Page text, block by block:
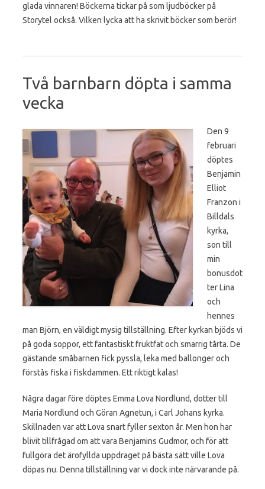
glada vinnaren! Böckerna tickar på som ljudböcker på
Storytel också. Vilken lycka att ha skrivit böcker som berör!
Två barnbarn döpta i samma
vecka
Den 9
februari
döptes
Benjamin
Elliot
Franzon i
Billdals
kyrka,
son till
min
bonusdot
ter Lina
och
hennes
man Björn, en väldigt mysig tillställning. Efter kyrkan bjöds vi
på goda soppor, ett fantastiskt fruktfat och smarrig tårta. De
gästande småbarnen fick pyssla, leka med ballonger och
förstås fiska i fiskdammen. Ett riktigt kalas!
Några dagar före döptes Emma Lova Nordlund, dotter till
Maria Nordlund och Göran Agnetun, i Carl Johans kyrka.
Skillnaden var att Lova snart fyller sexton år. Men hon har
blivit tillfrågad om att vara Benjamins Gudmor, och för att
fullgöra det ärofyllda uppdraget på bästa sätt ville Lova
döpas nu. Denna tillställning var vi dock inte närvarande på.